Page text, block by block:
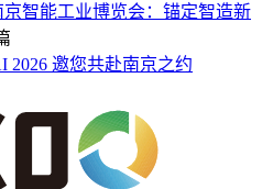
京智能工业博览会：锚定智造新
2026 邀您共赴南京之约